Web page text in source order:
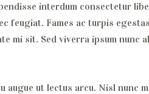
interdum consectetur
feugiat. Fames ac turpis
mi sit. Sed viverra ipsum nunc
augue ut lectus arcu. Nisl nunc